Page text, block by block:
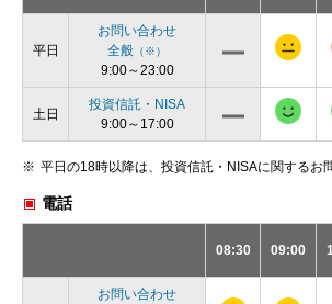
平日
お問い合わせ
全般 （※）
9:00～23:00
土日
投資信託・NISA
9:00～17:00
平日の18時以降は、投資信託・NISAに関するお
電話
08:30 09:00
お問い合わせ